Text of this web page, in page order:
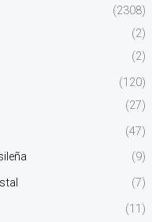
(2308)
(2)
(2)
(120)
(27)
(47)
(9)
(7)
(11)